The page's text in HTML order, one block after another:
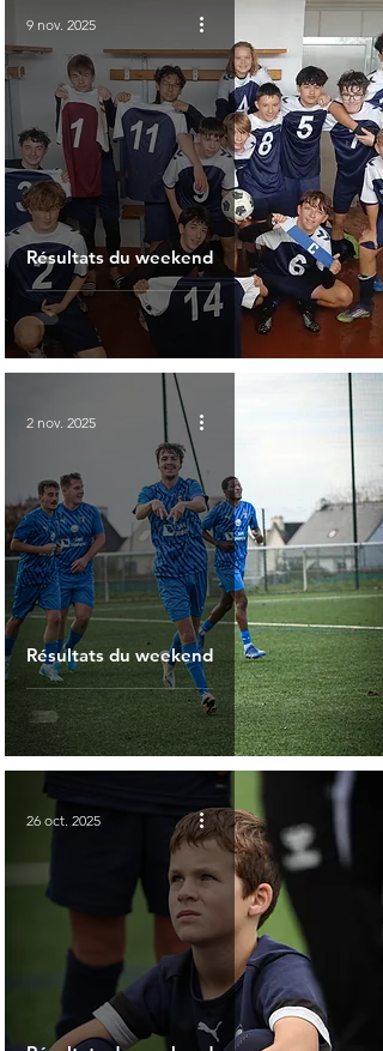
Résultats du weekend
9 nov. 2025
Résultats du weekend
2 nov. 2025
26 oct. 2025